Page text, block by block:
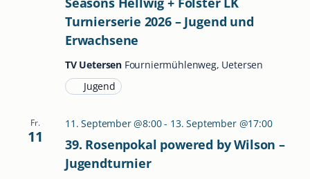
Turnierserie 2026 – Jugend und
Erwachsene
TV Uetersen Fourniermühlenweg, Uetersen
Jugend
Fr.
11
39. Rosenpokal powered by Wilson –
Jugendturnier
11. September @8:00- 13. September @17:00